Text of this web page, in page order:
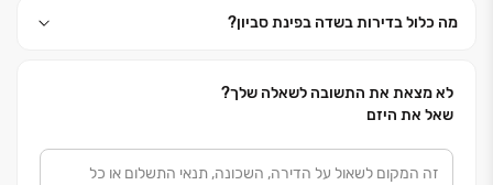
- מסחר משרדים ותעשייה
יחידות דיור. מוניטין הקבוצה נבנה לאורך שנים על ערכי
מה כלול בדירות בשדה בפינת סביון?
לא מצאת את התשובה לשאלה שלך?
שאל את היזם